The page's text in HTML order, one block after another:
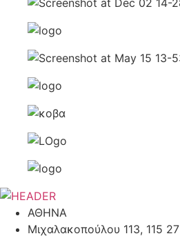
ΑΘΗΝΑ
Μιχαλακοπούλου 113, 115 27